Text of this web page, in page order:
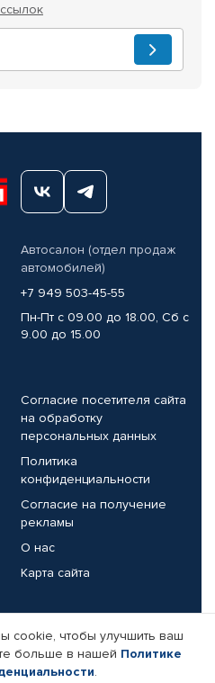
Автосалон (отдел продаж
автомобилей)
+7 949 503-45-55
Пн-Пт с 09.00 до 18.00, Сб с
9.00 до 15.00
Согласие посетителя сайта
на обработку
персональных данных
Политика
конфиденциальности
Согласие на получение
рекламы
О нас
Карта сайта
Реквизиты компании
cookie, чтобы улучшить ваш
больше в нашей Политике
.